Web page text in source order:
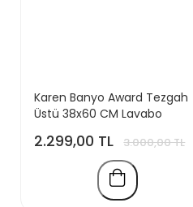
Karen Banyo Award Tezgah
Üstü 38x60 CM Lavabo
2.299,00 TL 3.000,00 TL